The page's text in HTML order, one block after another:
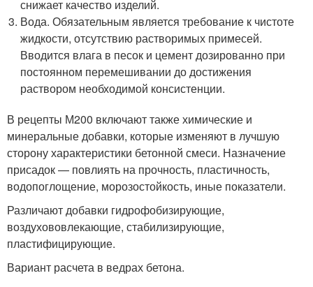
снижает качество изделий.
Вода. Обязательным является требование к чистоте
жидкости, отсутствию растворимых примесей.
Вводится влага в песок и цемент дозированно при
постоянном перемешивании до достижения
раствором необходимой консистенции.
В рецепты М200 включают также химические и
минеральные добавки, которые изменяют в лучшую
сторону характеристики бетонной смеси. Назначение
присадок — повлиять на прочность, пластичность,
водопоглощение, морозостойкость, иные показатели.
Различают добавки гидрофобизирующие,
воздухововлекающие, стабилизирующие,
пластифицирующие.
Вариант расчета в ведрах бетона.